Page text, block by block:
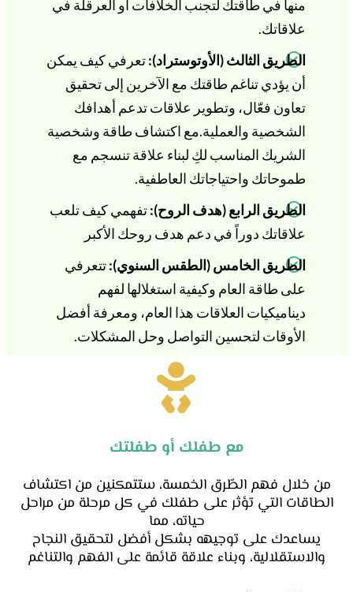
منها في طاقتك لتجنب الخلافات أو العرقلة في
علاقاتك.
الطريق الثالث (الأوتوستراد):تعرفي كيف يمكن
أن يؤدي تناغم طاقتك مع الآخرين إلى تحقيق
تعاون فعّال، وتطوير علاقات تدعم أهدافك
الشخصية والعملية.مع اكتشاف طاقة وشخصية
الشريك المناسب لكِ لبناء علاقة تنسجم مع
طموحاتك واحتياجاتك العاطفية.
الطريق الرابع (هدف الروح):تفهمي كيف تلعب
علاقاتك دوراً في دعم هدف روحك الأكبر
الطريق الخامس (الطقس السنوي):تتعرفي
على طاقة العام وكيفية استغلالها لفهم
ديناميكيات العلاقات هذا العام، ومعرفة أفضل
الأوقات لتحسين التواصل وحل المشكلات.
مع طفلك أو طفلتك
من خلال فهم الطّرق الخمسة، ستتمكنين من اكتشاف
الطاقات التي تؤثر على طفلك في كل مرحلة من مراحل
حياته، مما
يساعدك على توجيهه بشكل أفضل لتحقيق النجاح
والاستقلالية، وبناء علاقة قائمة على الفهم والتناغم